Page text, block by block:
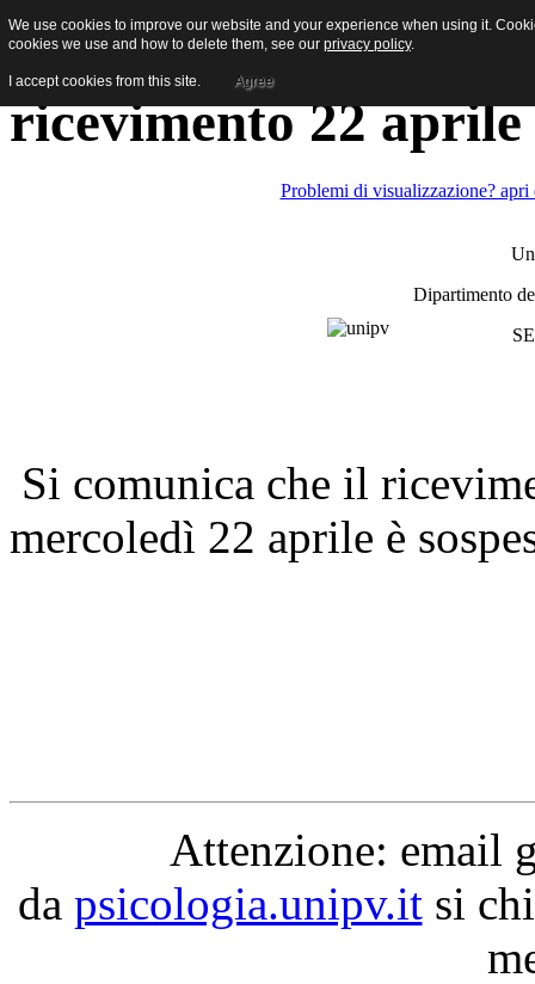
[Newsletter studenti]
ricevimento 22 aprile
Problemi di visualizzazione?
Dipartimento
Si comunica che il
mercoledì 22 aprile è
Attenzione: email
da psicologia.unipv.itsi
We use cookies to improve our website and your experience when using it.
cookies we use and how to delete them, see our privacy policy.
I accept cookies from this site. Agree